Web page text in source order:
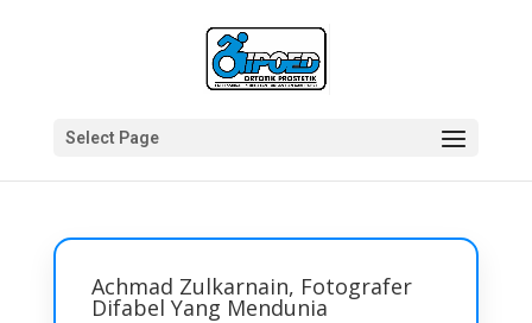
Select Page
Achmad Zulkarnain, Fotografer
Difabel Yang Mendunia